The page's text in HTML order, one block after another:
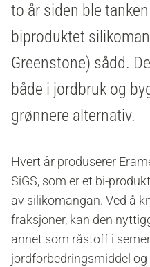
to år siden ble
biproduktet
Greenstone) sådd.
både i jordbruk og
grønnere alternativ.
Hvert år produserer
SiGS, som er et bi-produkt
av silikomangan. Ved å
fraksjoner, kan den
annet som råstoff i
jordforbedringsmiddel